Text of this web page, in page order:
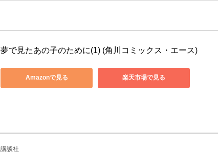
夢で見たあの子のために(1) (角川コミックス・エース)
Amazonで見る 楽天市場で見る
講談社